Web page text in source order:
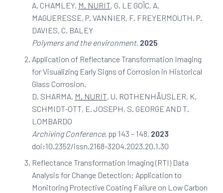
A. CHAMLEY, M. NURIT, G. LE GOÏC, A.
MAGUERESSE, P. VANNIER, F. FREYERMOUTH, P.
DAVIES, C. BALEY
Polymers and the environment, 2025
Application of Reflectance Transformation Imaging
for Visualizing Early Signs of Corrosion in Historical
Glass Corrosion.
D. SHARMA, M. NURIT, U. ROTHENHÄUSLER, K.
SCHMIDT-OTT, E. JOSEPH, S. GEORGE AND T.
LOMBARDO
Archiving Conference, pp 143 – 148, 2023
doi:10.2352/issn.2168-3204.2023.20.1.30
Reflectance Transformation Imaging (RTI) Data
Analysis for Change Detection: Application to
Monitoring Protective Coating Failure on Low Carbon